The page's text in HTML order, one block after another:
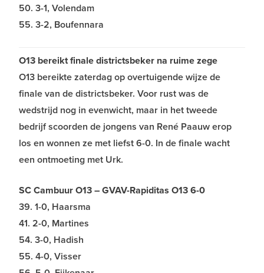
50. 3-1, Volendam
55. 3-2, Boufennara
O13 bereikt finale districtsbeker na ruime zege
O13 bereikte zaterdag op overtuigende wijze de
finale van de districtsbeker. Voor rust was de
wedstrijd nog in evenwicht, maar in het tweede
bedrijf scoorden de jongens van René Paauw erop
los en wonnen ze met liefst 6-0. In de finale wacht
een ontmoeting met Urk.
SC Cambuur O13 – GVAV-Rapiditas O136-0
39. 1-0, Haarsma
41. 2-0, Martines
54. 3-0, Hadish
55. 4-0, Visser